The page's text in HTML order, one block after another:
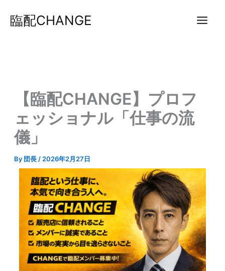
臨配CHANGE
【臨配CHANGE】プロフ
ェッショナル「仕事の流
儀」
By 団長 / 2026年2月27日